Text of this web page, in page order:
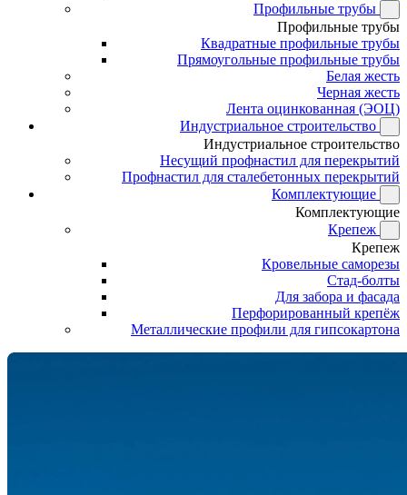
Профильные трубы
Профильные трубы
Квадратные профильные трубы
Прямоугольные профильные трубы
Белая жесть
Черная жесть
Лента оцинкованная (ЭОЦ)
Индустриальное строительство
Индустриальное строительство
Несущий профнастил для перекрытий
Профнастил для сталебетонных перекрытий
Комплектующие
Комплектующие
Крепеж
Крепеж
Кровельные саморезы
Стад-болты
Для забора и фасада
Перфорированный крепёж
Металлические профили для гипсокартона